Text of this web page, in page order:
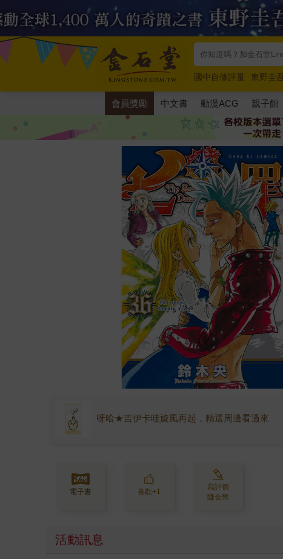
國中自修評量 東野圭
唯紅花綻放
奧德賽
會員獎勵 中文書 動漫ACG 親子館
呀哈★吉伊卡哇旋風再起，精選周邊看過來
電子書 喜歡+1
寫評價
賺金幣
活動訊息